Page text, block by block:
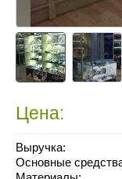
Цена:
Выручка:
Основные